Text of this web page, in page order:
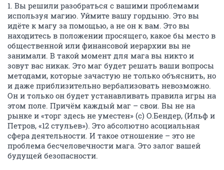
1. Вы решили разобраться с вашими проблемами
используя магию. Уймите вашу гордыню. Это вы
идёте к магу за помощью, а не он к вам. Это вы
находитесь в положении просящего, какое бы место в
общественной или финансовой иерархии вы не
занимали. В такой момент для мага вы никто и
зовут вас никак. Это маг будет решать ваши вопросы
методами, которые зачастую не только объяснить, но
и даже приблизительно вербализовать невозможно.
Он и только он будет устанавливать правила игры на
этом поле. Причём каждый маг – свои. Вы не на
рынке и «торг здесь не уместен» (с) О.Бендер, (Ильф и
Петров, «12 стульев»). Это абсолютно асоциальная
сфера деятельности. И такое отношение – это не
проблема бесчеловечности мага. Это залог вашей
будущей безопасности.